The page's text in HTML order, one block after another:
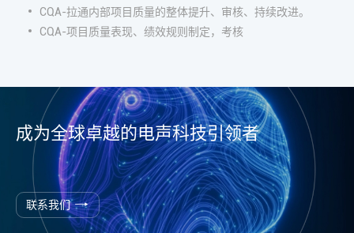
CQA-拉通内部项目质量的整体提升、审核、持续改进。
CQA-项目质量表现、绩效规则制定，考核
成为全球卓越的电声科技引领者
联系我们